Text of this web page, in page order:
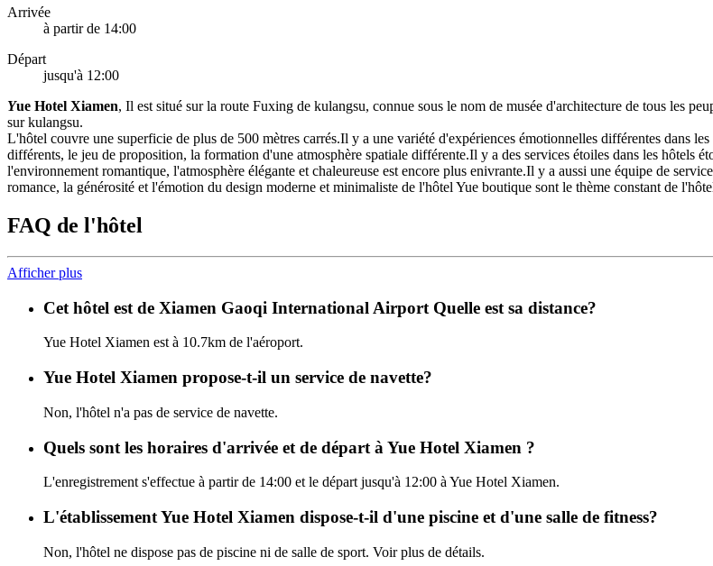
Arrivée
à partir de 14:00
Départ
jusqu'à 12:00
Yue Hotel Xiamen, Il est situé sur la route Fuxing de kulangsu, connue sous le nom de musée d'architecture de tous les
sur kulangsu.
L'hôtel couvre une superficie de plus de 500 mètres carrés.Il y a une variété d'expériences émotionnelles différentes dans
différents, le jeu de proposition, la formation d'une atmosphère spatiale différente.Il y a des services étoiles dans les hôtels
l'environnement romantique, l'atmosphère élégante et chaleureuse est encore plus enivrante.Il y a aussi une équipe de
romance, la générosité et l'émotion du design moderne et minimaliste de l'hôtel Yue boutique sont le thème constant de
FAQ de l'hôtel
Afficher plus
Cet hôtel est de Xiamen Gaoqi International Airport Quelle est sa distance?
Yue Hotel Xiamen est à 10.7km de l'aéroport.
Yue Hotel Xiamen propose-t-il un service de navette?
Non, l'hôtel n'a pas de service de navette.
Quels sont les horaires d'arrivée et de départ à Yue Hotel Xiamen ?
L'enregistrement s'effectue à partir de 14:00 et le départ jusqu'à 12:00 à Yue Hotel Xiamen.
L'établissement Yue Hotel Xiamen dispose-t-il d'une piscine et d'une salle de fitness?
Non, l'hôtel ne dispose pas de piscine ni de salle de sport. Voir plus de détails.